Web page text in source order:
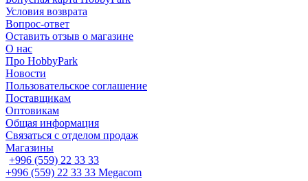
Условия возврата
Вопрос-ответ
Оставить отзыв о магазине
О нас
Про HobbyPark
Новости
Пользовательское соглашение
Поставщикам
Оптовикам
Общая информация
Связаться с отделом продаж
Магазины
+996 (559) 22 33 33
+996 (559) 22 33 33 Megacom